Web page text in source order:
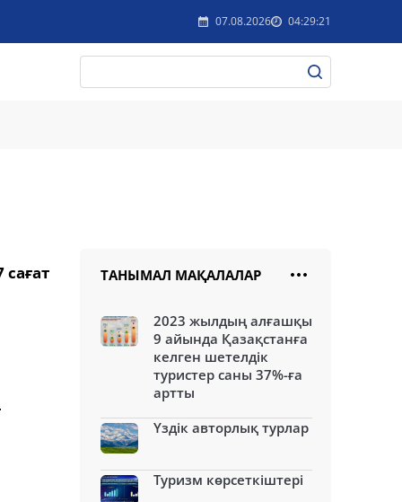
07.08.2026 04:29:21
ТАНЫМАЛ МАҚАЛАЛАР
2023 жылдың алғашқы
9 айында Қазақстанға
келген шетелдік
туристер саны 37%-ға
артты
Үздік авторлық турлар
Туризм көрсеткіштері